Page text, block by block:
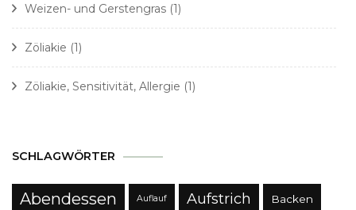
Weizen- und Gerstengras (1)
Zöliakie (1)
Zöliakie, Sensitivität, Allergie (1)
SCHLAGWÖRTER
Abendessen Auflauf Aufstrich Backen